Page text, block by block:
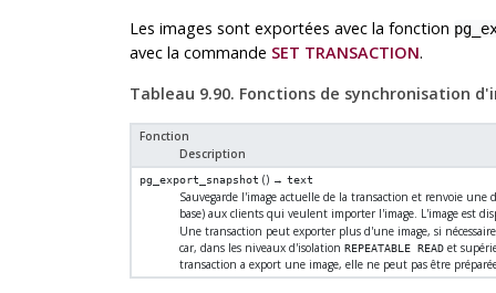
Les images sont exportées avec la fonction
avec la commande SET TRANSACTION.
Tableau 9.90. Fonctions de synchronisation
Fonction
Description
pg_export_snapshot () →text
Sauvegarde l'image actuelle de la transaction et renvoie une
base) aux clients qui veulent importer l'image. L'image est
Une transaction peut exporter plus d'une image, si
car, dans les niveaux d'isolation REPEATABLE READet
transaction a export une image, elle ne peut pas être